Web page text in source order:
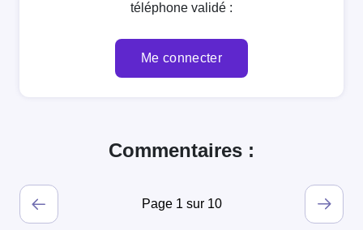
téléphone validé :
Me connecter
Commentaires :
Page 1 sur 10